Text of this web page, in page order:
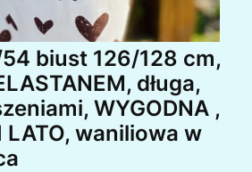
biust 126/128 cm,
długa,
WYGODNA ,
LATO, waniliowa w